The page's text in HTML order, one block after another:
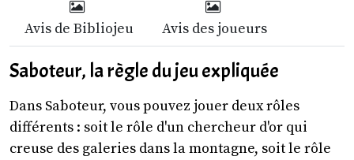
Avis de Bibliojeu Avis des joueurs
Saboteur, la règle du jeu expliquée
Dans Saboteur, vous pouvez jouer deux rôles
différents : soit le rôle d'un chercheur d'or qui
creuse des galeries dans la montagne, soit le rôle